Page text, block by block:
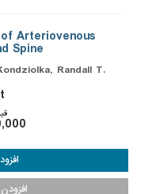
Arteriovenous
Spine
Randall T.